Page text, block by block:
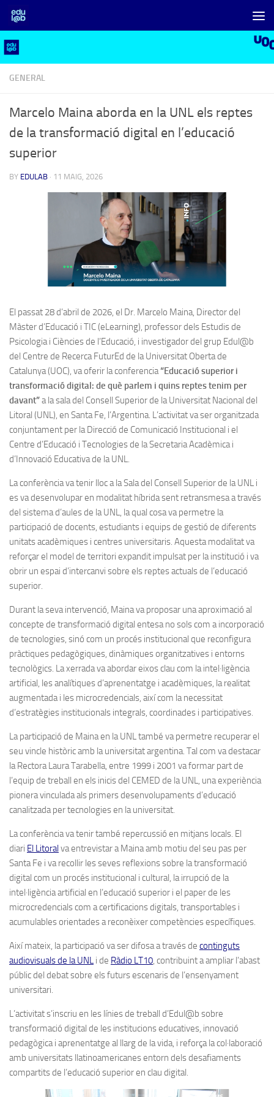
Skip to content
GENERAL
Marcelo Maina aborda en la UNL els reptes
de la transformació digital en l’educació
superior
BY EDULAB · 11 MAIG, 2026
El passat 28 d’abril de 2026, el Dr. Marcelo Maina, Director del
Màster d’Educació i TIC (eLearning), professor dels Estudis de
Psicologia i Ciències de l’Educació, i investigador del grup Edul@b
del Centre de Recerca FuturEd de la Universitat Oberta de
Catalunya (UOC), va oferir la conferencia“Educació superior i
transformació digital: de què parlem i quins reptes tenim per
davant”a la sala del Consell Superior de la Universitat Nacional del
Litoral (UNL), en Santa Fe, l’Argentina. L’activitat va ser organitzada
conjuntament per la Direcció de Comunicació Institucional i el
Centre d’Educació i Tecnologies de la Secretaria Acadèmica i
d’Innovació Educativa de la UNL.
La conferència va tenir lloc a la Sala del Consell Superior de la UNL i
es va desenvolupar en modalitat híbrida sent retransmesa a través
del sistema d’aules de la UNL, la qual cosa va permetre la
participació de docents, estudiants i equips de gestió de diferents
unitats acadèmiques i centres universitaris. Aquesta modalitat va
reforçar el model de territori expandit impulsat per la institució i va
obrir un espai d’intercanvi sobre els reptes actuals de l’educació
superior.
Durant la seva intervenció, Maina va proposar una aproximació al
concepte de transformació digital entesa no sols com a incorporació
de tecnologies, sinó com un procés institucional que reconfigura
pràctiques pedagògiques, dinàmiques organitzatives i entorns
tecnològics. La xerrada va abordar eixos clau com la intel·ligència
artificial, les analítiques d’aprenentatge i acadèmiques, la realitat
augmentada i les microcredencials, així com la necessitat
d’estratègies institucionals integrals, coordinades i participatives.
La participació de Maina en la UNL també va permetre recuperar el
seu vincle històric amb la universitat argentina. Tal com va destacar
la Rectora Laura Tarabella, entre 1999 i 2001 va formar part de
l’equip de treball en els inicis del CEMED de la UNL, una experiència
pionera vinculada als primers desenvolupaments d’educació
canalitzada per tecnologies en la universitat.
La conferència va tenir també repercussió en mitjans locals. El
diari El Litoralva entrevistar a Maina amb motiu del seu pas per
Santa Fe i va recollir les seves reflexions sobre la transformació
digital com un procés institucional i cultural, la irrupció de la
intel·ligència artificial en l’educació superior i el paper de les
microcredencials com a certificacions digitals, transportables i
acumulables orientades a reconèixer competències específiques.
Així mateix, la participació va ser difosa a través de continguts
audiovisuals de la UNL i de Ràdio LT10, contribuint a ampliar l’abast
públic del debat sobre els futurs escenaris de l’ensenyament
universitari.
L’activitat s’inscriu en les línies de treball d’Edul@b sobre
transformació digital de les institucions educatives, innovació
pedagògica i aprenentatge al llarg de la vida, i reforça la col·laboració
amb universitats llatinoamericanes entorn dels desafiaments
compartits de l’educació superior en clau digital.